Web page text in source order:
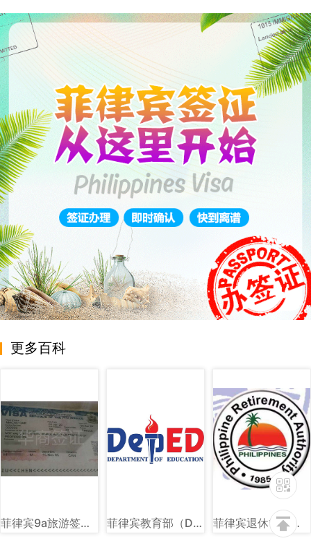
更多百科
菲律宾9a旅游签样式图片 菲律宾教育部（DEPED）图文讲解 菲律宾退休管理局（PRA）图文详解